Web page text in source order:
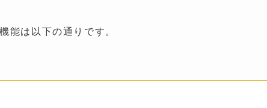
能は以下の通りです。